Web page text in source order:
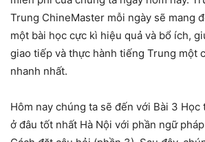
Trung ChineMaster mỗi ngày sẽ mang
một bài học cực kì hiệu quả và bổ ích,
giao tiếp và thực hành tiếng Trung một
nhanh nhất.
Hôm nay chúng ta sẽ đến với Bài 3
ở đâu tốt nhất Hà Nội với phần ngữ